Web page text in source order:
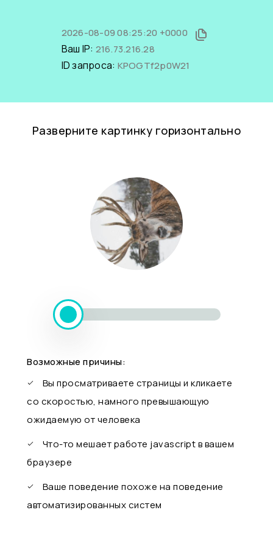
2026-08-09 08:25:20 +0000
Ваш IP: 216.73.216.28
ID запроса: KPOGTf2p0W21
Разверните картинку горизонтально
Возможные причины:
Вы просматриваете страницы и кликаете
со скоростью, намного превышающую
ожидаемую от человека
Что-то мешает работе javascript в вашем
браузере
Ваше поведение похоже на поведение
автоматизированных систем